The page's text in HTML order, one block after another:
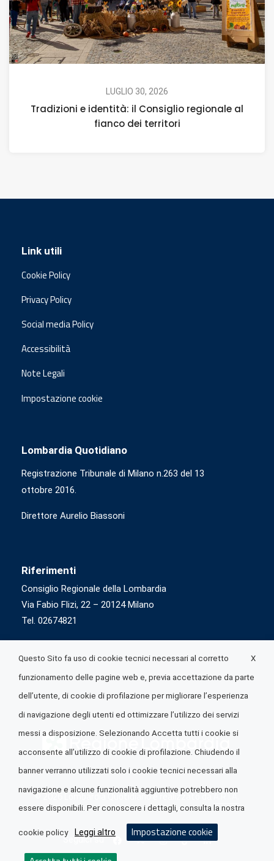
LUGLIO 30, 2026
Tradizioni e identità: il Consiglio regionale al
fianco dei territori
Link utili
Cookie Policy
Privacy Policy
Social media Policy
Accessibilità
Note Legali
Impostazione cookie
Lombardia Quotidiano
Registrazione Tribunale di Milano n.263 del 13
ottobre 2016.
Direttore Aurelio Biassoni
Riferimenti
Consiglio Regionale della Lombardia
Via Fabio Flizi, 22 – 20124 Milano
Tel. 02674821
© 2026 Lombardia Quotidiano è realizzato daA.R.I.A.
Seguici su
X
Questo Sito fa uso di cookie tecnici necessari al corretto
funzionamento delle pagine web e, previa accettazione da parte
dell’utente, di cookie di profilazione per migliorare l’esperienza
di navigazione degli utenti ed ottimizzare l’utilizzo dei servizi
messi a disposizione. Selezionando Accetta tutti i cookie si
acconsente all’utilizzo di cookie di profilazione. Chiudendo il
banner verranno utilizzati solo i cookie tecnici necessari alla
navigazione e alcune funzionalità aggiuntive potrebbero non
essere disponibili. Per conoscere i dettagli, consulta la nostra
cookie policy Leggi altro Impostazione cookie